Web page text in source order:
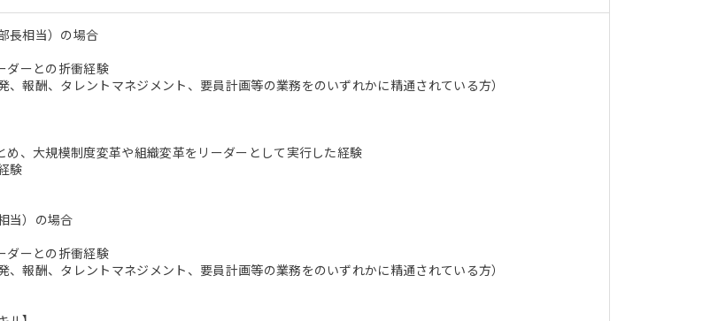
長相当）の場合
ダーとの折衝経験
、報酬、タレントマネジメント、要員計画等の業務をのいずれかに精通されている方）
め、大規模制度変革や組織変革をリーダーとして実行した経験
験
当）の場合
ダーとの折衝経験
、報酬、タレントマネジメント、要員計画等の業務をのいずれかに精通されている方）